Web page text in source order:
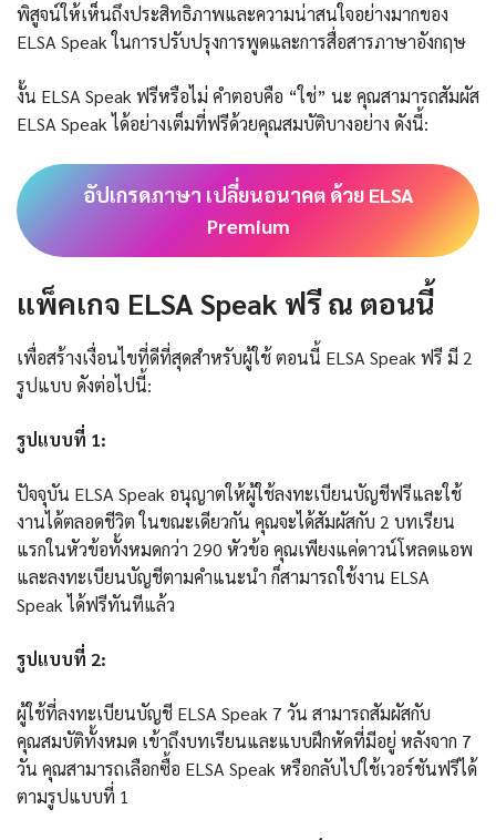
พิสูจน์ให้เห็นถึงประสิทธิภาพและความน่าสนใจอย่างมากของ
ELSA Speak ในการปรับปรุงการพูดและการสื่อสารภาษาอังกฤษ
งั้น ELSA Speak ฟรีหรือไม่ คำตอบคือ “ใช่” นะ คุณสามารถสัมผัส
ELSA Speak ได้อย่างเต็มที่ฟรีด้วยคุณสมบัติบางอย่าง ดังนี้:
อัปเกรดภาษา เปลี่ยนอนาคต ด้วย ELSA
Premium
แพ็คเกจ ELSA Speak ฟรี ณ ตอนนี้
เพื่อสร้างเงื่อนไขที่ดีที่สุดสำหรับผู้ใช้ ตอนนี้ ELSA Speak ฟรี มี 2
รูปแบบ ดังต่อไปนี้:
รูปแบบที่ 1:
ปัจจุบัน ELSA Speak อนุญาตให้ผู้ใช้ลงทะเบียนบัญชีฟรีและใช้
งานได้ตลอดชีวิต ในขณะเดียวกัน คุณจะได้สัมผัสกับ 2 บทเรียน
แรกในหัวข้อทั้งหมดกว่า 290 หัวข้อ คุณเพียงแค่ดาวน์โหลดแอพ
และลงทะเบียนบัญชีตามคำแนะนำ ก็สามารถใช้งาน ELSA
Speak ได้ฟรีทันทีแล้ว
รูปแบบที่ 2:
ผู้ใช้ที่ลงทะเบียนบัญชี ELSA Speak 7 วัน สามารถสัมผัสกับ
คุณสมบัติทั้งหมด เข้าถึงบทเรียนและแบบฝึกหัดที่มีอยู่ หลังจาก 7
วัน คุณสามารถเลือกซื้อ ELSA Speak หรือกลับไปใช้เวอร์ชันฟรีได้
ตามรูปแบบที่ 1